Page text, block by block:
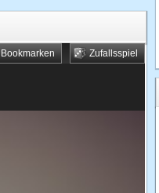
Zufallsspiel
Bookmarken